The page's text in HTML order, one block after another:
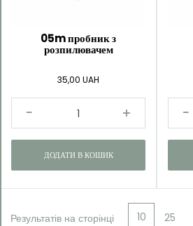
05m пробник з
розпилювачем
35,00 UAH
ДОДАТИ В КОШИК
Результатів на сторінці 10 25